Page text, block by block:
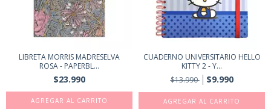
LIBRETA MORRIS MADRESELVA
ROSA - PAPERBL...
$23.990
CUADERNO UNIVERSITARIO HELLO
KITTY 2 - Y...
$13.990
$9.990